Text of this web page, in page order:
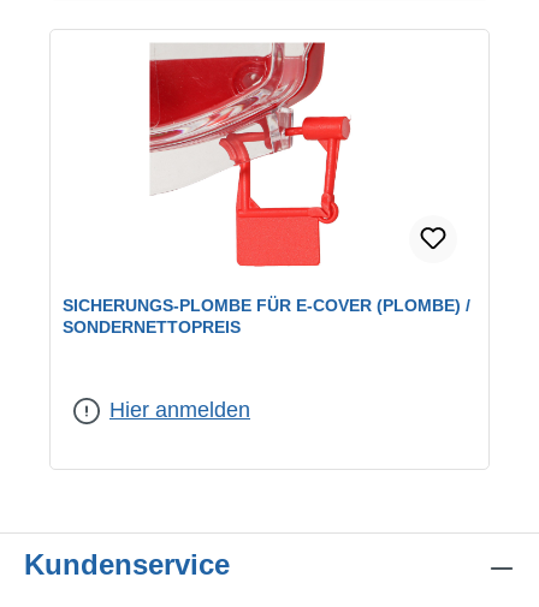
SICHERUNGS-PLOMBE FÜR E-COVER (PLOMBE) /
SONDERNETTOPREIS
Hier anmelden
Kundenservice